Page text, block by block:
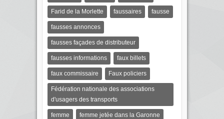
Farid de la Morlette faussaires fausse
fausses annonces
fausses façades de distributeur
fausses informations faux billets
faux commissaire Faux policiers
Fédération nationale des associations
d'usagers des transports
femme femme jetée dans la Garonne